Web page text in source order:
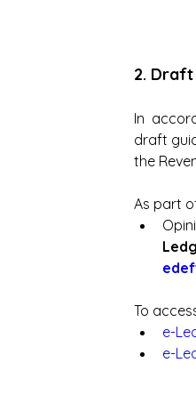
2. Draft
In
draft
the
As part
To
e-
e-